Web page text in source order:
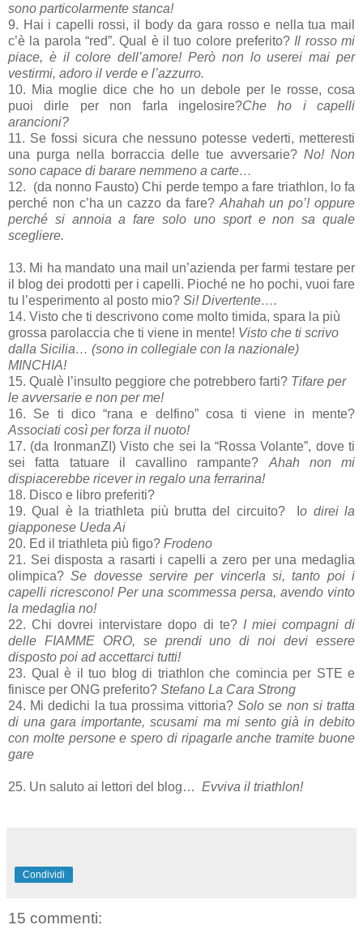
sono particolarmente stanca!
9. Hai i capelli rossi, il body da gara rosso e nella tua mail
c’è la parola “red”. Qual è il tuo colore preferito? Il rosso mi
piace, è il colore dell’amore! Però non lo userei mai per
vestirmi, adoro il verde e l’azzurro.
10. Mia moglie dice che ho un debole per le rosse, cosa
puoi dirle per non farla ingelosire?Che ho i capelli
arancioni?
11. Se fossi sicura che nessuno potesse vederti, metteresti
una purga nella borraccia delle tue avversarie? No! Non
sono capace di barare nemmeno a carte…
12. (da nonno Fausto) Chi perde tempo a fare triathlon, lo fa
perché non c’ha un cazzo da fare? Ahahah un po’! oppure
perché si annoia a fare solo uno sport e non sa quale
scegliere.
13. Mi ha mandato una mail un’azienda per farmi testare per
il blog dei prodotti per i capelli. Pioché ne ho pochi, vuoi fare
tu l’esperimento al posto mio? Si! Divertente….
14. Visto che ti descrivono come molto timida, spara la più
grossa parolaccia che ti viene in mente! Visto che ti scrivo
dalla Sicilia… (sono in collegiale con la nazionale)
MINCHIA!
15. Qualè l’insulto peggiore che potrebbero farti? Tifare per
le avversarie e non per me!
16. Se ti dico “rana e delfino” cosa ti viene in mente?
Associati così per forza il nuoto!
17. (da IronmanZI) Visto che sei la “Rossa Volante”, dove ti
sei fatta tatuare il cavallino rampante? Ahah non mi
dispiacerebbe ricever in regalo una ferrarina!
18. Disco e libro preferiti?
19. Qual è la triathleta più brutta del circuito? Io direi la
giapponese Ueda Ai
20. Ed il triathleta più figo? Frodeno
21. Sei disposta a rasarti i capelli a zero per una medaglia
olimpica?Se dovesse servire per vincerla si, tanto poi i
capelli ricrescono! Per una scommessa persa, avendo vinto
la medaglia no!
22. Chi dovrei intervistare dopo di te? I miei compagni di
delle FIAMME ORO, se prendi uno di noi devi essere
disposto poi ad accettarci tutti!
23. Qual è il tuo blog di triathlon che comincia per STE e
finisce per ONG preferito? Stefano La Cara Strong
24. Mi dedichi la tua prossima vittoria?Solo se non si tratta
di una gara importante, scusami ma mi sento già in debito
con molte persone e spero di ripagarle anche tramite buone
gare
25. Un saluto ai lettori del blog… Evviva il triathlon!
Condividi
15 commenti: